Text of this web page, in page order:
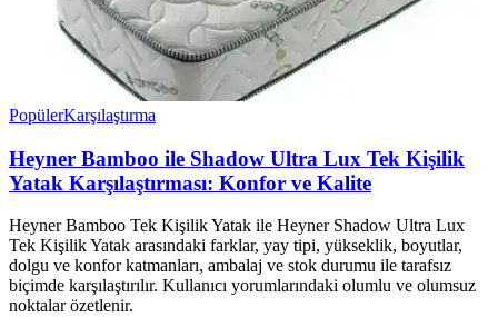
PopülerKarşılaştırma
Heyner Bamboo ile Shadow Ultra Lux Tek Kişilik
Yatak Karşılaştırması: Konfor ve Kalite
Heyner Bamboo Tek Kişilik Yatak ile Heyner Shadow Ultra Lux
Tek Kişilik Yatak arasındaki farklar, yay tipi, yükseklik, boyutlar,
dolgu ve konfor katmanları, ambalaj ve stok durumu ile tarafsız
biçimde karşılaştırılır. Kullanıcı yorumlarındaki olumlu ve olumsuz
noktalar özetlenir.